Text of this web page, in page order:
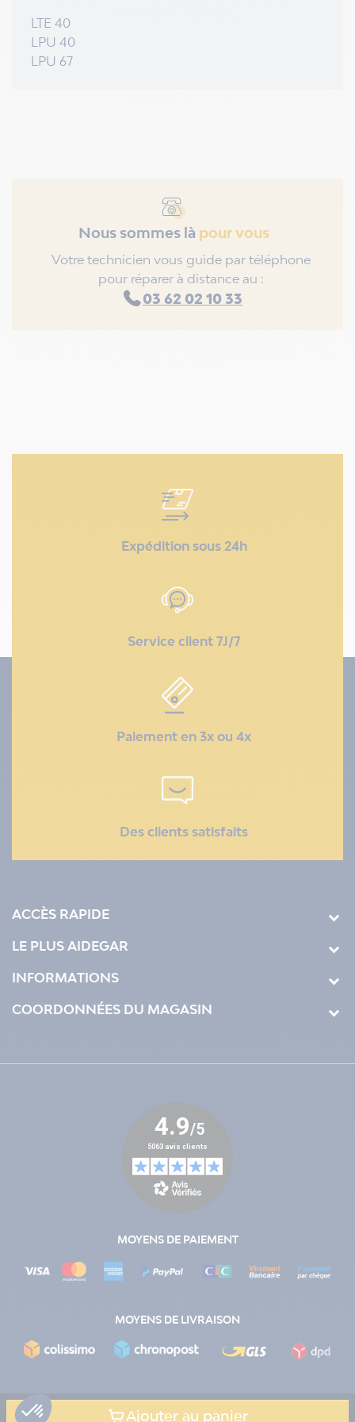
Ajouter au panier
LTE 40
LPU 40
LPU 67
Nous sommes là pour vous
Votre technicien vous guide par téléphone
pour réparer à distance au :
03 62 02 10 33
Expédition sous 24h
Service client 7J/7
Paiement en 3x ou 4x
Des clients satisfaits
ACCÈS RAPIDE
LE PLUS AIDEGAR
INFORMATIONS
COORDONNÉES DU MAGASIN
MOYENS DE PAIEMENT
MOYENS DE LIVRAISON